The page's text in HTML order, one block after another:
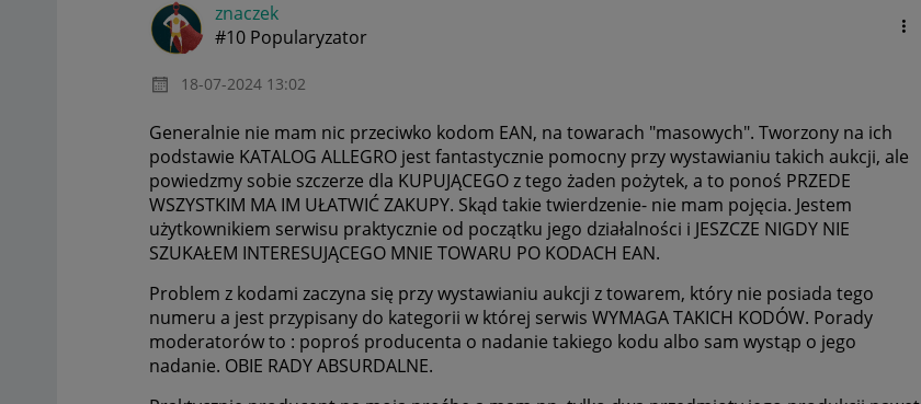
znaczek
#10 Popularyzator
‎18-07-2024 13:02
Generalnie nie mam nic przeciwko kodom EAN, na towarach "masowych". Tworzony na ich
podstawie KATALOG ALLEGRO jest fantastycznie pomocny przy wystawianiu takich aukcji, ale
powiedzmy sobie szczerze dla KUPUJĄCEGO z tego żaden pożytek, a to ponoś PRZEDE
WSZYSTKIM MA IM UŁATWIĆ ZAKUPY. Skąd takie twierdzenie- nie mam pojęcia. Jestem
użytkownikiem serwisu praktycznie od początku jego działalności i JESZCZE NIGDY NIE
SZUKAŁEM INTERESUJĄCEGO MNIE TOWARU PO KODACH EAN.
Problem z kodami zaczyna się przy wystawianiu aukcji z towarem, który nie posiada tego
numeru a jest przypisany do kategorii w której serwis WYMAGA TAKICH KODÓW. Porady
moderatorów to : poproś producenta o nadanie takiego kodu albo sam wystąp o jego
nadanie. OBIE RADY ABSURDALNE.